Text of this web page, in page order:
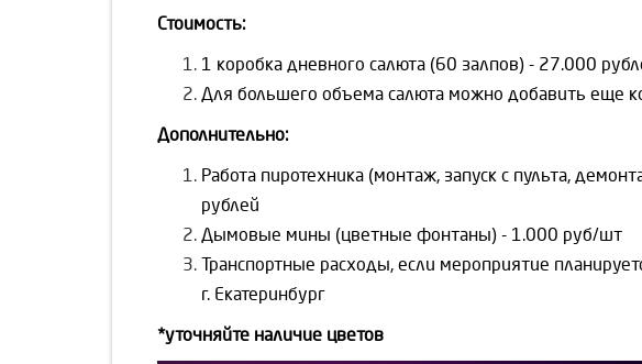
Стоимость:
1 коробка дневного салюта (60 залпов) - 27.000
Для большего объема салюта можно добавить еще
Дополнительно:
Работа пиротехника (монтаж, запуск с пульта,
рублей
Дымовые мины (цветные фонтаны) - 1.000 руб/шт
Транспортные расходы, если мероприятие
г. Екатеринбург
*уточняйте наличие цветов